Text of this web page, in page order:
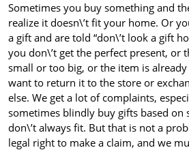
Sometimes you buy something and
realize it doesn\’t fit your home. Or
a gift and are told “don\’t look a gift
you don\’t get the perfect present, or
small or too big, or the item is
want to return it to the store or
else. We get a lot of complaints,
sometimes blindly buy gifts based on
don\’t always fit. But that is not a
legal right to make a claim, and we